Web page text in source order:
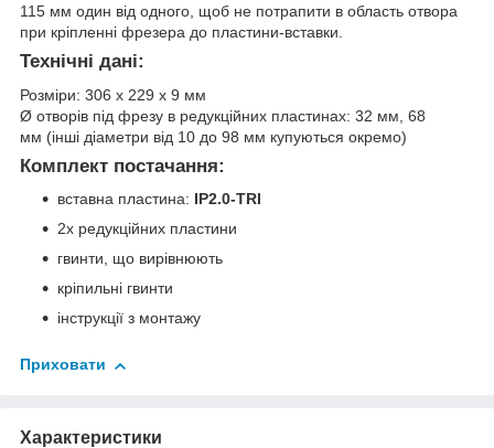
115 мм один від одного, щоб не потрапити в область отвора
при кріпленні фрезера до пластини-вставки.
Технічні дані:
Розміри: 306 x 229 x 9 мм
Ø отворів під фрезу в редукційних пластинах: 32 мм, 68
мм (інші діаметри від 10 до 98 мм купуються окремо)
Комплект постачання:
вставна пластина: IP2.0-TRI
2x редукційних пластини
гвинти, що вирівнюють
кріпильні гвинти
інструкції з монтажу
Приховати
Характеристики